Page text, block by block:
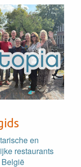
en
restaurants